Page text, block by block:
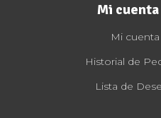
Mi cuenta
Mi cuenta
Historial de
Lista de